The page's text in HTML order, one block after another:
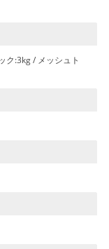
ク:3kg / メッシュト